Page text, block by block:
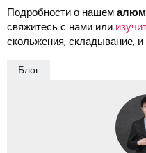
Подробности о нашем
свяжитесь с нами или
скольжения, складывание,
Блог